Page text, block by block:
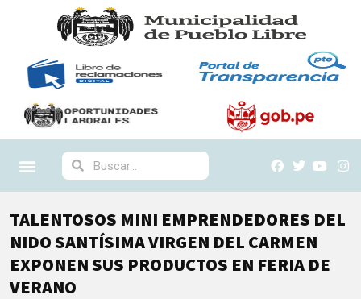
TALENTOSOS MINI EMPRENDEDORES DEL
NIDO SANTÍSIMA VIRGEN DEL CARMEN
EXPONEN SUS PRODUCTOS EN FERIA DE
VERANO